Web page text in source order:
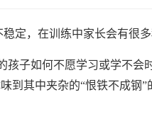
定，在训练中家长会有很多
孩子如何不愿学习或学不会
到其中夹杂的“恨铁不成钢